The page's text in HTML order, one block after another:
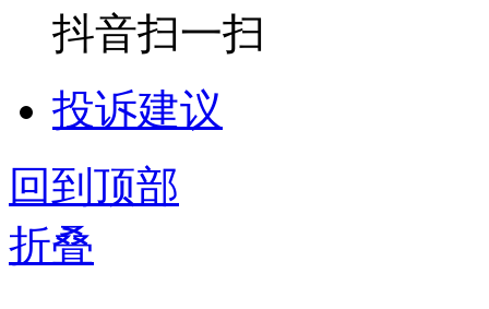
抖音扫一扫
投诉建议
回到顶部
折叠